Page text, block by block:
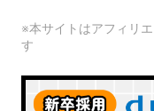
※本サイトはアフィリ
す